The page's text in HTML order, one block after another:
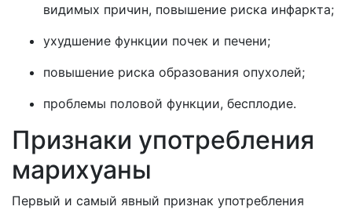
видимых причин, повышение риска инфаркта;
ухудшение функции почек и печени;
повышение риска образования опухолей;
проблемы половой функции, бесплодие.
Признаки употребления
марихуаны
Первый и самый явный признак употребления